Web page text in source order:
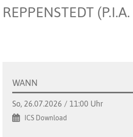
REPPENSTEDT
WANN
So, 26.07.2026 / 11:00 Uhr
ICS Download